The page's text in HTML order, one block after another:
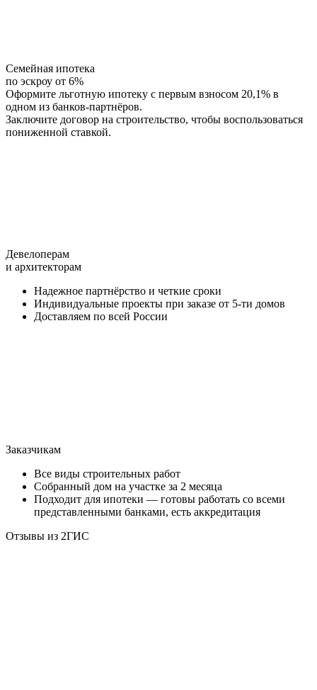
Семейная ипотека
по эскроу от 6%
Оформите льготную ипотеку с первым взносом 20,1% в
одном из банков-партнёров.
Заключите договор на строительство, чтобы воспользоваться
пониженной ставкой.
Девелоперам
и архитекторам
Надежное партнёрство и четкие сроки
Индивидуальные проекты при заказе от 5-ти домов
Доставляем по всей России
Заказчикам
Все виды строительных работ
Собранный дом на участке за 2 месяца
Подходит для ипотеки — готовы работать со всеми
представленными банками, есть аккредитация
Отзывы из 2ГИС